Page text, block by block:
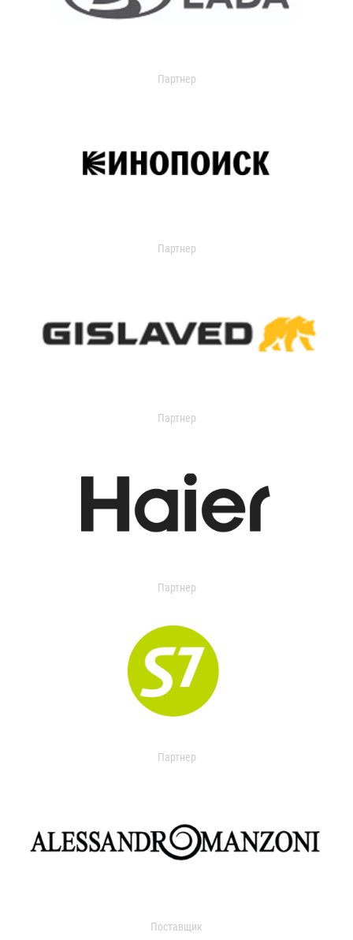
Партнер
Партнер
Партнер
Партнер
Партнер
Поставщик